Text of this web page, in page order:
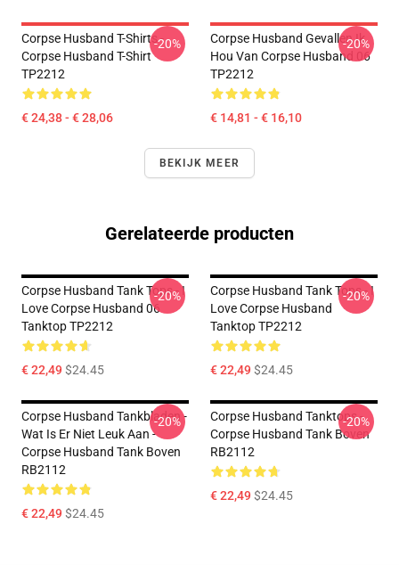
Corpse Husband T-Shirts -
Corpse Husband T-Shirt
TP2212
€ 24,38 - € 28,06
-20%
Corpse Husband Gevallen Ik
Hou Van Corpse Husband 06
TP2212
€ 14,81 - € 16,10
-20%
BEKIJK MEER
Gerelateerde producten
Corpse Husband Tank Tops - I
Love Corpse Husband 06
Tanktop TP2212
€ 22,49$24.45
-20%
Corpse Husband Tank Tops - I
Love Corpse Husband
Tanktop TP2212
€ 22,49$24.45
-20%
Corpse Husband Tankbladen -
Wat Is Er Niet Leuk Aan -
Corpse Husband Tank Boven
RB2112
€ 22,49$24.45
-20%
Corpse Husband Tanktops -
Corpse Husband Tank Boven
RB2112
€ 22,49$24.45
-20%